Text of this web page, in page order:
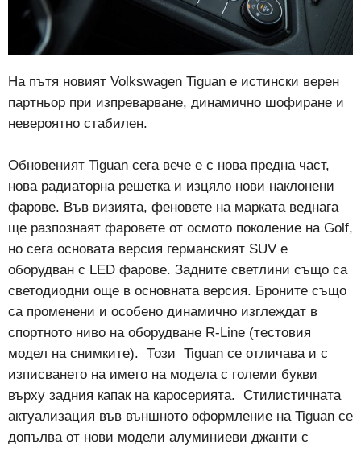
На пътя новият Volkswagen Tiguan е истински верен
партньор при изпреварване, динамично шофиране и
невероятно стабилен.
Обновеният Tiguan сега вече е с нова предна част,
нова радиаторна решетка и изцяло нови наклонени
фарове. Във визията, феновете на марката веднага
ще разпознаят фаровете от осмото поколение на Golf,
но сега основата версия германският SUV е
оборудван с LED фарове. Задните светлини също са
светодиодни още в основната версия. Броните също
са променени и особено динамично изглеждат в
спортното ниво на оборудване R-Line (тестовия
модел на снимките). Този Tiguan се отличава и с
изписването на името на модела с големи букви
върху задния капак на каросерията. Стилистичната
актуализация във външното оформление на Tiguan се
допълва от нови модели алуминиеви джанти с